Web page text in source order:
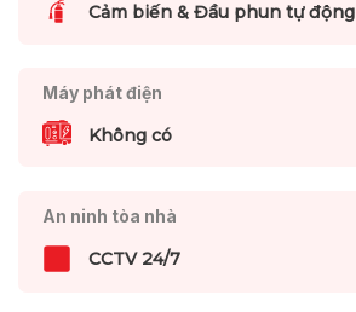
Cảm biến & Đầu phun tự động
Máy phát điện
Không có
An ninh tòa nhà
CCTV 24/7